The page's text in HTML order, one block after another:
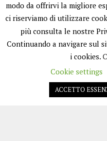
ISCRIVITI
modo da offrirvi la migliore
ci riserviamo di utilizzare
più consulta le nostre
Continuando a navigare sul
i cookies.
Cookie settings
ACCETTO